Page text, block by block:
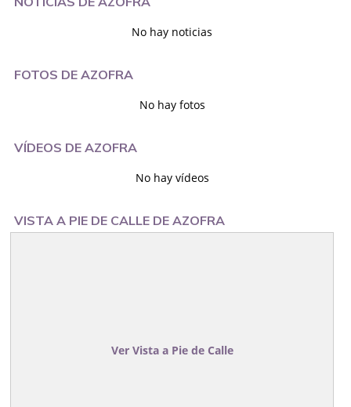
No hay noticias
FOTOS DE AZOFRA
No hay fotos
VÍDEOS DE AZOFRA
No hay vídeos
VISTA A PIE DE CALLE DE AZOFRA
Ver Vista a Pie de Calle